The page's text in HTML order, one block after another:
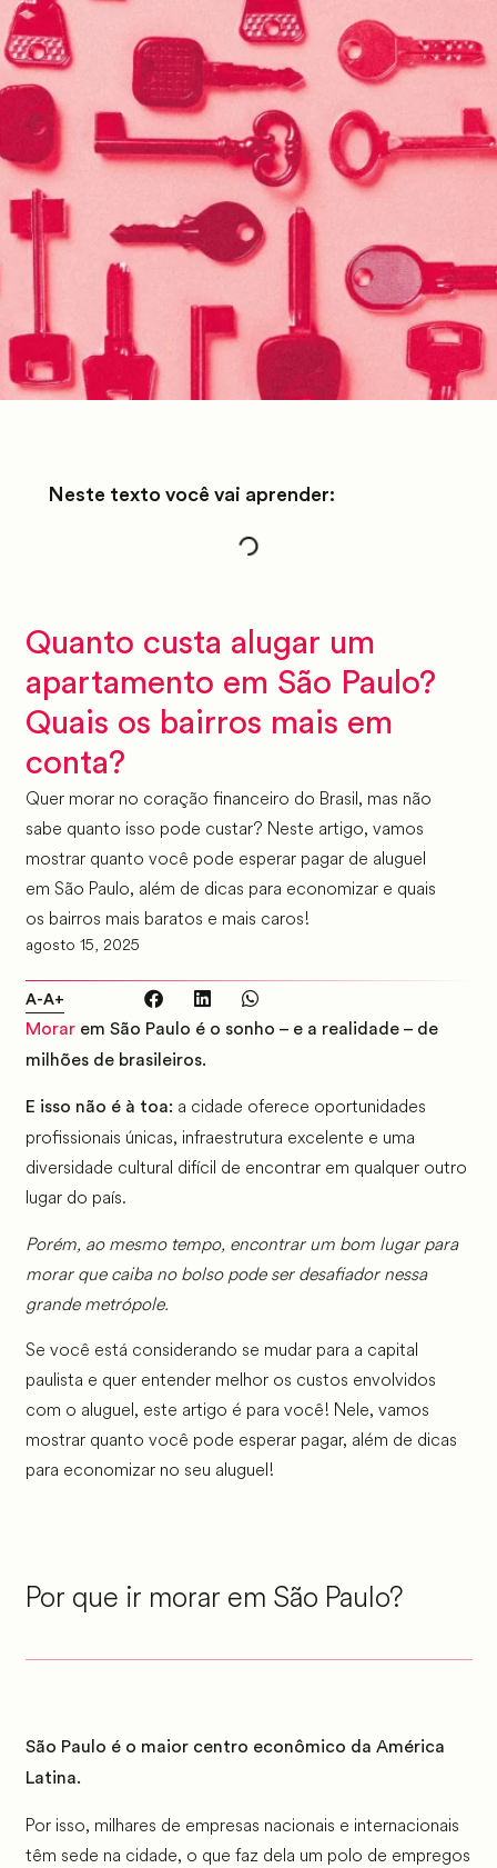
Quanto custa alugar um
apartamento em São Paulo?
Quais os bairros mais em
conta?
Quer morar no coração financeiro do Brasil, mas não
sabe quanto isso pode custar? Neste artigo, vamos
mostrar quanto você pode esperar pagar de aluguel
em São Paulo, além de dicas para economizar e quais
os bairros mais baratos e mais caros!
agosto 15, 2025
A-A+
Morarem São Paulo é o sonho – e a realidade – de
milhões de brasileiros.
E isso não é à toa: a cidade oferece oportunidades
profissionais únicas, infraestrutura excelente e uma
diversidade cultural difícil de encontrar em qualquer outro
lugar do país.
Porém, ao mesmo tempo, encontrar um bom lugar para
morar que caiba no bolso pode ser desafiador nessa
grande metrópole.
Se você está considerando se mudar para a capital
paulista e quer entender melhor os custos envolvidos
com o aluguel, este artigo é para você! Nele, vamos
mostrar quanto você pode esperar pagar, além de dicas
para economizar no seu aluguel!
Por que ir morar em São Paulo?
São Paulo é o maior centro econômico da América
Latina.
Por isso, milhares de empresas nacionais e internacionais
têm sede na cidade, o que faz dela um polo de empregos
Neste texto você vai aprender: